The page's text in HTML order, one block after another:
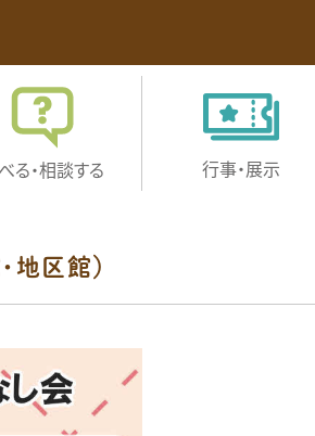
る・相談する 行事・展示
地区館）